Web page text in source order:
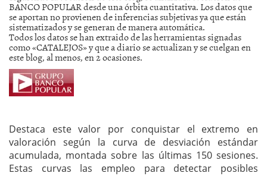
BANCO POPULAR desde una órbita cuantitativa. Los datos que
se aportan no provienen de inferencias subjetivas ya que están
sistematizados y se generan de manera automática.
Todos los datos se han extraido de las herramientas signadas
como «CATALEJOS» y que a diario se actualizan y se cuelgan en
este blog, al menos, en 2 ocasiones.
Destaca este valor por conquistar el extremo en
valoración según la curva de desviación estándar
acumulada, montada sobre las últimas 150 sesiones.
Estas curvas las empleo para detectar posibles